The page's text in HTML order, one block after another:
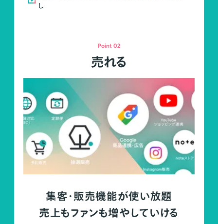
し
Point 02
売れる
集客・販売機能が使い放題
売上もファンも増やしていける